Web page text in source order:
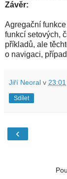
Závěr:
Agregační
funkcí setových,
příkladů, ale
o navigaci,
Jiří Neoral v 23:01
Sdílet
‹